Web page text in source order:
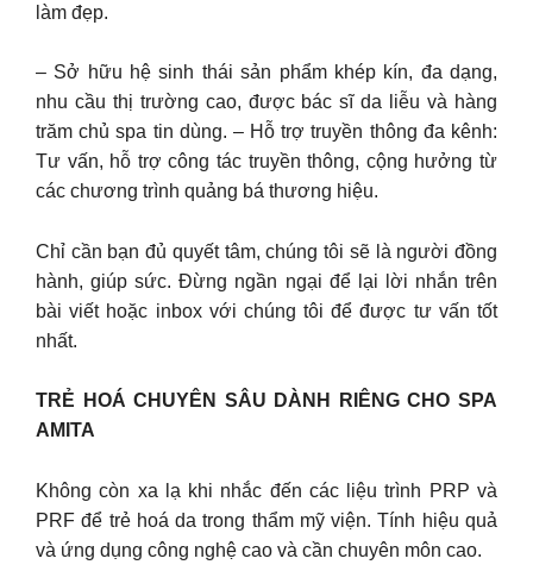
làm đẹp.
– Sở hữu hệ sinh thái sản phẩm khép kín, đa dạng,
nhu cầu thị trường cao, được bác sĩ da liễu và hàng
trăm chủ spa tin dùng. – Hỗ trợ truyền thông đa kênh:
Tư vấn, hỗ trợ công tác truyền thông, cộng hưởng từ
các chương trình quảng bá thương hiệu.
Chỉ cần bạn đủ quyết tâm, chúng tôi sẽ là người đồng
hành, giúp sức. Đừng ngần ngại để lại lời nhắn trên
bài viết hoặc inbox với chúng tôi để được tư vấn tốt
nhất.
TRẺ HOÁ CHUYÊN SÂU DÀNH RIÊNG CHO SPA
AMITA
Không còn xa lạ khi nhắc đến các liệu trình PRP và
PRF để trẻ hoá da trong thẩm mỹ viện. Tính hiệu quả
và ứng dụng công nghệ cao và cần chuyên môn cao.